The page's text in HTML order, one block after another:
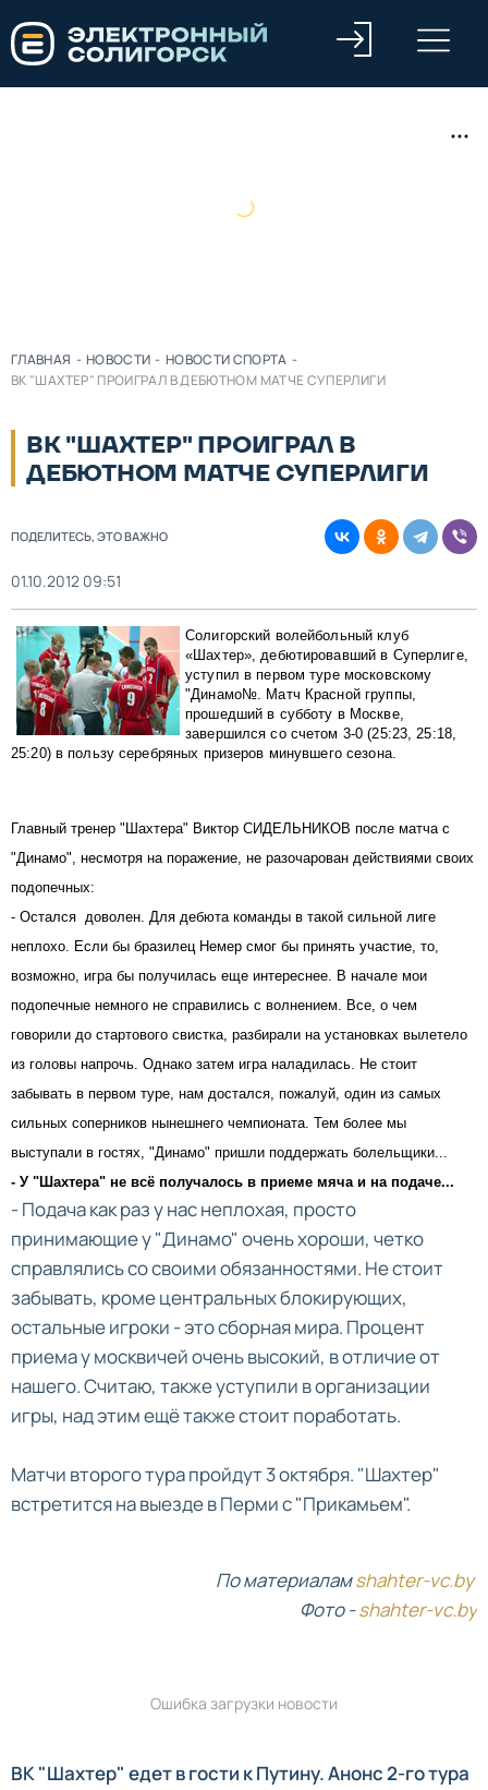
ГЛАВНАЯ - НОВОСТИ - НОВОСТИ СПОРТА -
ВК "ШАХТЕР" ПРОИГРАЛ В ДЕБЮТНОМ МАТЧЕ СУПЕРЛИГИ
ВК "ШАХТЕР" ПРОИГРАЛ В
ДЕБЮТНОМ МАТЧЕ СУПЕРЛИГИ
ПОДЕЛИТЕСЬ, ЭТО ВАЖНО
01.10.2012 09:51
Солигорский волейбольный клуб
«Шахтер», дебютировавший в Cуперлиге,
уступил в первом туре московскому
"Динамо№.
Матч Красной группы,
прошедший в субботу в Москве,
завершился со счетом 3-0 (25:23, 25:18,
25:20) в пользу серебряных призеров минувшего сезона.
Главный тренер "Шахтера" Виктор СИДЕЛЬНИКОВ после матча с
"Динамо", несмотря на поражение, не разочарован действиями своих
подопечных:
- Остался доволен. Для дебюта команды в такой сильной лиге
неплохо. Если бы бразилец Немер смог бы принять участие, то,
возможно, игра бы получилась еще интереснее. В начале мои
подопечные немного не справились с волнением. Все, о чем
говорили до стартового свистка, разбирали на установках вылетело
из головы напрочь. Однако затем игра наладилась. Не стоит
забывать в первом туре, нам достался, пожалуй, один из самых
сильных соперников нынешнего чемпионата. Тем более мы
выступали в гостях, "Динамо" пришли поддержать болельщики...
- У "Шахтера" не всё получалось в приеме мяча и на подаче...
- Подача как раз у нас неплохая, просто
принимающие у "Динамо" очень хороши, четко
справлялись со своими обязанностями. Не стоит
забывать, кроме центральных блокирующих,
остальные игроки - это сборная мира. Процент
приема у москвичей очень высокий, в отличие от
нашего. Считаю, также уступили в организации
игры, над этим ещё также стоит поработать.
Матчи второго тура пройдут 3 октября. "Шахтер"
встретится на выезде в Перми с "Прикамьем".
По материаламshahter-vc.by
Фото -shahter-vc.by
Ошибка загрузки новости
ВК "Шахтер" едет в гости к Путину. Анонс 2-го тура